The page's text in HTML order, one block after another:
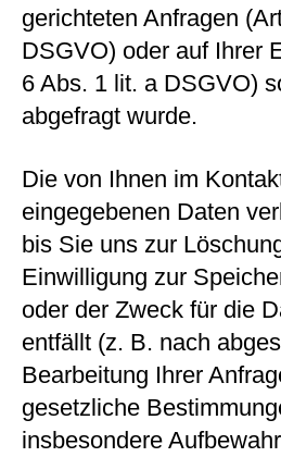
gerichteten Anfragen
DSGVO) oder auf Ihrer
6 Abs. 1 lit. a DSGVO)
abgefragt wurde.
Die von Ihnen im
eingegebenen Daten
bis Sie uns zur
Einwilligung zur
oder der Zweck für die
entfällt (z. B. nach
Bearbeitung Ihrer
gesetzliche
insbesondere